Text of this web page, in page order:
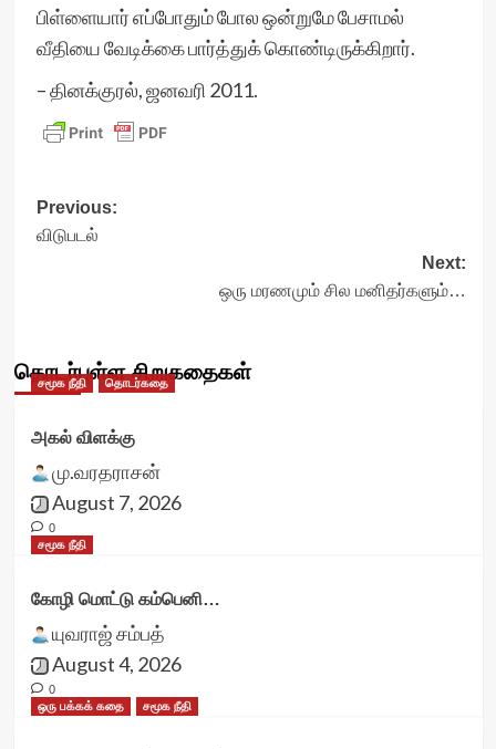
பிள்ளையார் எப்போதும் போல ஒன்றுமே பேசாமல்
வீதியை வேடிக்கை பார்த்துக் கொண்டிருக்கிறார்.
– தினக்குரல், ஜனவரி 2011.
Post
navigation
Previous:
விடுபடல்
Next:
ஒரு மரணமும் சில மனிதர்களும்…
தொடர்புள்ள சிறுகதைகள்
சமூக நீதி தொடர்கதை
அகல் விளக்கு
மு.வரதராசன்
August 7, 2026
0
சமூக நீதி
கோழி மொட்டு கம்பெனி…
யுவராஜ் சம்பத்
August 4, 2026
0
ஒரு பக்கக் கதை
சமூக நீதி